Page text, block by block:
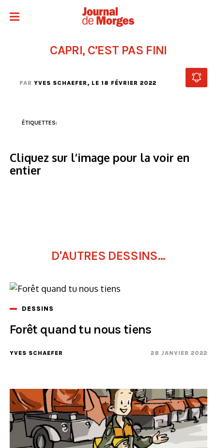
CAPRI, C’EST PAS FINI
PAR YVES SCHAEFER, LE 18 FÉVRIER 2022
ÉTIQUETTES:
Cliquez sur l’image pour la voir en
entier
D'AUTRES DESSINS...
DESSINS
Forêt quand tu nous tiens
YVES SCHAEFER 28 JANVIER 2022